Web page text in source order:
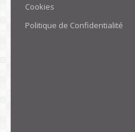
Cookies
Politique de Confidentialité